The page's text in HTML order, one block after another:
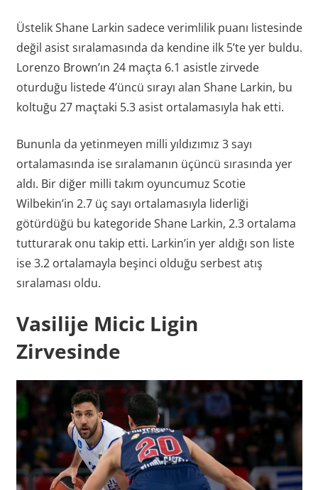
Üstelik Shane Larkin sadece verimlilik puanı listesinde
değil asist sıralamasında da kendine ilk 5’te yer buldu.
Lorenzo Brown’ın 24 maçta 6.1 asistle zirvede
oturduğu listede 4’üncü sırayı alan Shane Larkin, bu
koltuğu 27 maçtaki 5.3 asist ortalamasıyla hak etti.
Bununla da yetinmeyen milli yıldızımız 3 sayı
ortalamasında ise sıralamanın üçüncü sırasında yer
aldı. Bir diğer milli takım oyuncumuz Scotie
Wilbekin’in 2.7 üç sayı ortalamasıyla liderliği
götürdüğü bu kategoride Shane Larkin, 2.3 ortalama
tutturarak onu takip etti. Larkin’in yer aldığı son liste
ise 3.2 ortalamayla beşinci olduğu serbest atış
sıralaması oldu.
Vasilije Micic Ligin
Zirvesinde